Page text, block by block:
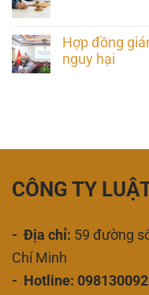
Hợp đồng
nguy hại
CÔNG TY
- Địa chỉ: 59 đường
Chí Minh
- Hotline: